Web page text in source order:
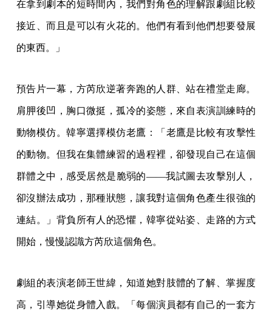
在拿到劇本的短時間內，我們對角色的理解跟劇組比較
接近、而且是可以有火花的。他們有看到他們想要發展
的東西。」
預告片一幕，方芮欣逆著奔跑的人群、站在禮堂走廊。
肩胛後凹，胸口微挺，孤冷的姿態，來自表演訓練時的
動物模仿。韓寧選擇模仿老鷹：「老鷹是比較有攻擊性
的動物。但我在集體練習的過程裡，卻發現自己在這個
群體之中，感受居然是脆弱的——我試圖去攻擊別人，
卻沒辦法成功，那種狀態，讓我對這個角色產生很強的
連結。」背負所有人的恐懼，韓寧從站姿、走路的方式
開始，慢慢認識方芮欣這個角色。
劇組的表演老師王世緯，知道她對肢體的了解、掌握度
高，引導她從身體入戲。「每個演員都有自己的一套方